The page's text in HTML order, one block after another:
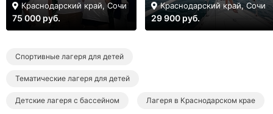
Краснодарский край, Сочи
75 000 руб.
Краснодарский край, Сочи
29 900 руб.
Спортивные лагеря для детей
Тематические лагеря для детей
Детские лагеря с бассейном Лагеря в Краснодарском крае